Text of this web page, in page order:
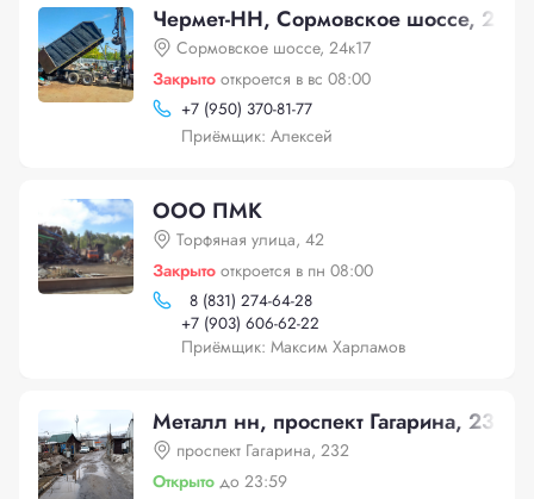
Чермет-НН, Сормовское шоссе,
Сормовское шоссе, 24к17
Закрыто откроется в вс 08:00
+7 (950) 370-81-77
Приёмщик: Алексей
ООО ПМК
Торфяная улица, 42
Закрыто откроется в пн 08:00
8 (831) 274-64-28
+7 (903) 606-62-22
Приёмщик: Максим Харламов
Металл нн, проспект Гагарина, 232
проспект Гагарина, 232
Открыто до 23:59